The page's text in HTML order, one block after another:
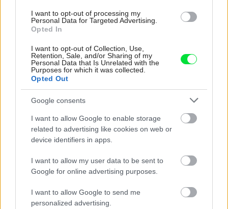
I want to opt-out of processing my
Personal Data for Targeted Advertising.
Opted In
I want to opt-out of Collection, Use,
Retention, Sale, and/or Sharing of my
Personal Data that Is Unrelated with the
Purposes for which it was collected.
Opted Out
Google consents
I want to allow Google to enable storage
related to advertising like cookies on web or
device identifiers in apps.
I want to allow my user data to be sent to
Google for online advertising purposes.
I want to allow Google to send me
personalized advertising.
zaskliť, obráťte sa na pani Legislatívu. Bez stavebného úradu a
niekedy aj bez stavebného povolenia sa to jednoducho